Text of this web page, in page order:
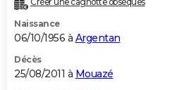
Naissance
06/10/1956 à Argentan
Décès
25/08/2011 à Mouazé